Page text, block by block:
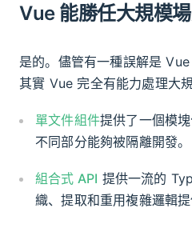
Vue 能勝任大規模場
是的。儘管有一種誤解是
其實 Vue 完全有能力處理大規
單文件組件提供了一個模
不同部分能夠被隔離開發。
組合式 API 提供一流的
織、提取和重用複雜邏輯提